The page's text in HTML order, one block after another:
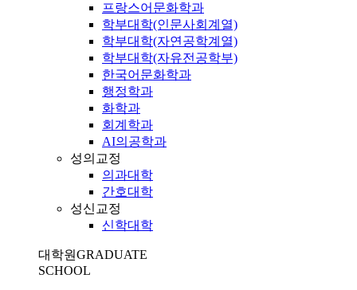
프랑스어문화학과
학부대학(인문사회계열)
학부대학(자연공학계열)
학부대학(자유전공학부)
한국어문화학과
행정학과
화학과
회계학과
AI의공학과
성의교정
의과대학
간호대학
성신교정
신학대학
대학원GRADUATE
SCHOOL